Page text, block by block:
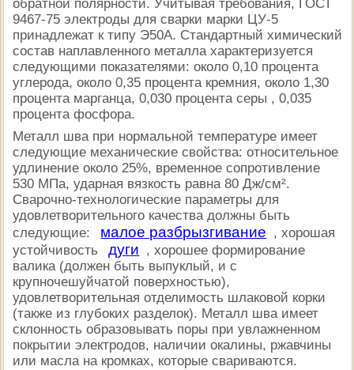
обратной полярности. Учитывая требования, ГОСТ
9467-75 электроды для сварки марки ЦУ-5
принадлежат к типу Э50А. Стандартный химический
состав наплавленного металла характеризуется
следующими показателями: около 0,10 процента
углерода, около 0,35 процента кремния, около 1,30
процента марганца, 0,030 процента серы , 0,035
процента фосфора.
Металл шва при нормальной температуре имеет
следующие механические свойства: относительное
удлинение около 25%, временное сопротивление
530 МПа, ударная вязкость равна 80 Дж/см².
Сварочно-технологические параметры для
удовлетворительного качества должны быть
следующие:
малое разбрызгивание , хорошая
устойчивость
дуги , хорошее формирование
валика (должен быть выпуклый, и с
крупночешуйчатой поверхностью),
удовлетворительная отделимость шлаковой корки
(также из глубоких разделок). Металл шва имеет
склонность образовывать поры при увлажненном
покрытии электродов, наличии окалины, ржавчины
или масла на кромках, которые свариваются.